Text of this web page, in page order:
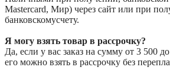
Mastercard, Мир) через сайт или при
банковскомусчету.
Я могу взять товар в рассрочку?
Да, если у вас заказ на сумму от 3 500
его можно взять в рассрочку без